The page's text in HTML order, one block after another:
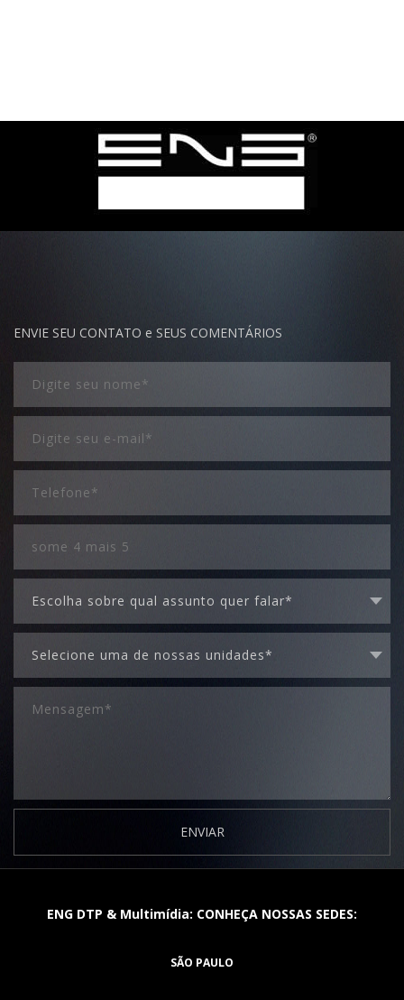
ENVIE SEU CONTATO e SEUS COMENTÁRIOS
ENVIAR
ENG DTP & Multimídia: CONHEÇA NOSSAS SEDES:
SÃO PAULO